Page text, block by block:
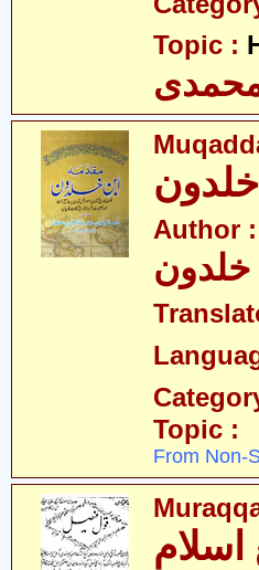
Topic :
Author :
خلدون
Topic :
From Non-